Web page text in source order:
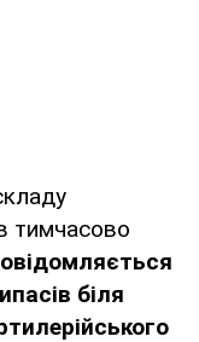
тимчасово
біля